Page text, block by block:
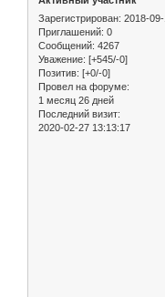
Зарегистрирован: 2018-
Приглашений: 0
Сообщений: 4267
Уважение: [+545/-0]
Позитив: [+0/-0]
Провел на форуме:
1 месяц 26 дней
Последний визит:
2020-02-27 13:13:17